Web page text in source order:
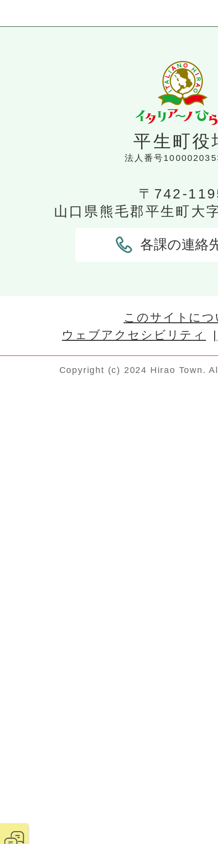
平生町役
法人番号
〒742-
山口県熊毛郡平生町大
各課の連絡
このサイトに
ウェブアクセシビリティ
Copyright (c) 2024 Hirao Town.